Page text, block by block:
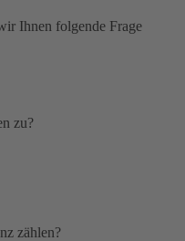
Ihnen folgende Frage
zu?
zählen?